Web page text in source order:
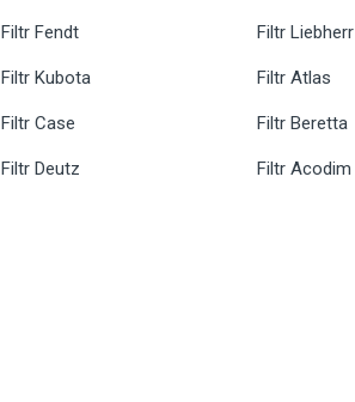
Filtr Fendt
Filtr Kubota
Filtr Case
Filtr Deutz
Filtr Liebherr
Filtr Atlas
Filtr Beretta
Filtr Acodim